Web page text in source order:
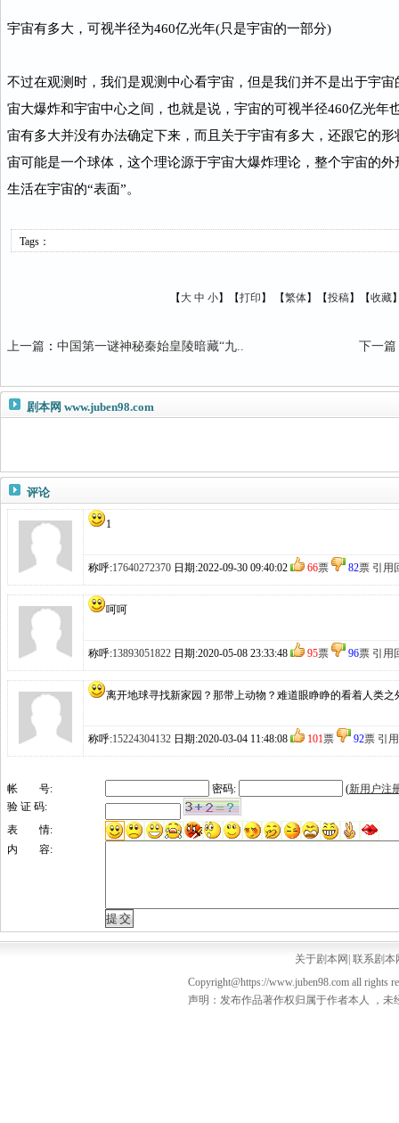
宇宙有多大，可视半径为460亿光年(只是宇宙的一部分)
不过在观测时，我们是观测中心看宇宙，但是我们并不是出于宇
宙大爆炸和宇宙中心之间，也就是说，宇宙的可视半径460亿光年
宙有多大并没有办法确定下来，而且关于宇宙有多大，还跟它的
宙可能是一个球体，这个理论源于宇宙大爆炸理论，整个宇宙的
生活在宇宙的“表面”。
Tags：
【 大 中 小】【打印 】 【繁体】【投稿】【收藏
上一篇 ： 中国第一谜神秘秦始皇陵暗藏“九.. 下一篇
剧本网 www.juben98.com
评论
1
称呼:17640272370 日期:2022-09-30 09:40:02 66票 82票 引用
呵呵
称呼:13893051822 日期:2020-05-08 23:33:48 95票 96票 引用
离开地球寻找新家园？那带上动物？难道眼睁睁的看着人类
称呼:15224304132 日期:2020-03-04 11:48:08 101票 92票 引
帐 号: 密码: (新用户注
验 证 码:
表 情:
内 容:
关于剧本网 联系剧本
Copyright@https://www.juben98.com all rights
声明：发布作品著作权归属于作者本人 ，未